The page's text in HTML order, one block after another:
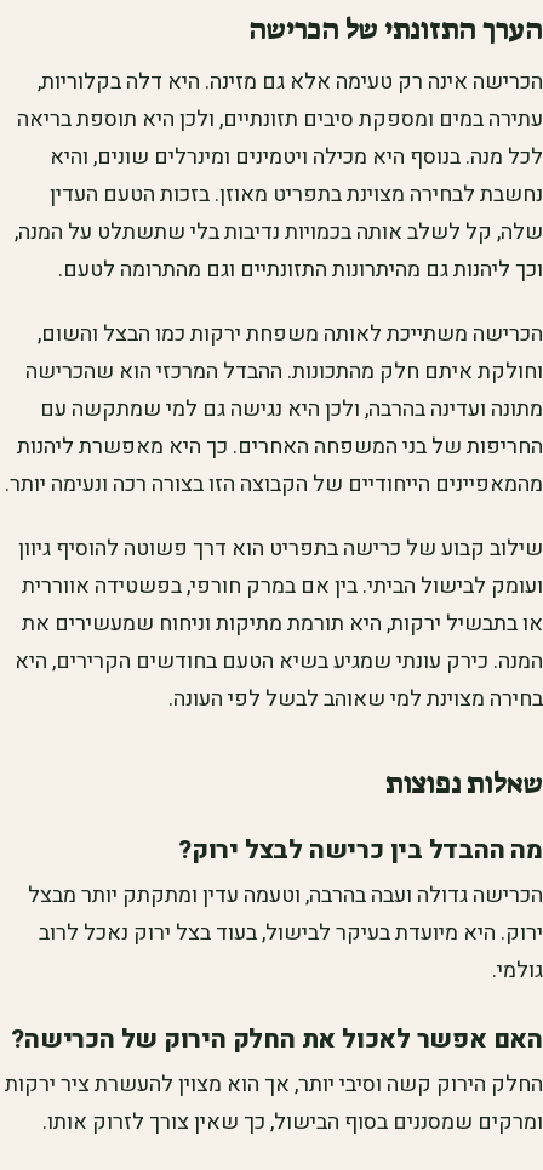
הערך התזונתי של הכרישה
הכרישה אינה רק טעימה אלא גם מזינה. היא דלה בקלוריות,
עתירה במים ומספקת סיבים תזונתיים, ולכן היא תוספת בריאה
לכל מנה. בנוסף היא מכילה ויטמינים ומינרלים שונים, והיא
נחשבת לבחירה מצוינת בתפריט מאוזן. בזכות הטעם העדין
שלה, קל לשלב אותה בכמויות נדיבות בלי שתשתלט על המנה,
וכך ליהנות גם מהיתרונות התזונתיים וגם מהתרומה לטעם.
הכרישה משתייכת לאותה משפחת ירקות כמו הבצל והשום,
וחולקת איתם חלק מהתכונות. ההבדל המרכזי הוא שהכרישה
מתונה ועדינה בהרבה, ולכן היא נגישה גם למי שמתקשה עם
החריפות של בני המשפחה האחרים. כך היא מאפשרת ליהנות
מהמאפיינים הייחודיים של הקבוצה הזו בצורה רכה ונעימה יותר.
שילוב קבוע של כרישה בתפריט הוא דרך פשוטה להוסיף גיוון
ועומק לבישול הביתי. בין אם במרק חורפי, בפשטידה אווררית
או בתבשיל ירקות, היא תורמת מתיקות וניחוח שמעשירים את
המנה. כירק עונתי שמגיע בשיא הטעם בחודשים הקרירים, היא
בחירה מצוינת למי שאוהב לבשל לפי העונה.
שאלות נפוצות
מה ההבדל בין כרישה לבצל ירוק?
הכרישה גדולה ועבה בהרבה, וטעמה עדין ומתקתק יותר מבצל
ירוק. היא מיועדת בעיקר לבישול, בעוד בצל ירוק נאכל לרוב
גולמי.
האם אפשר לאכול את החלק הירוק של הכרישה?
החלק הירוק קשה וסיבי יותר, אך הוא מצוין להעשרת ציר ירקות
ומרקים שמסננים בסוף הבישול, כך שאין צורך לזרוק אותו.